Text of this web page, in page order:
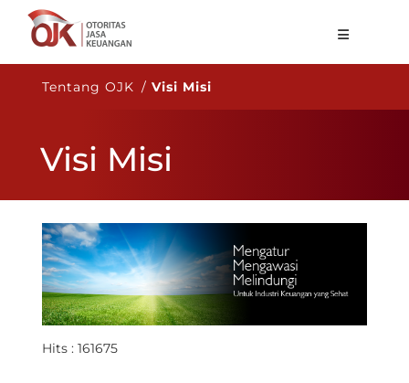
Publikasi
Statistik
Layanan
Karir
Tentang OJK /Visi Misi
Visi Misi
Hits : 161675